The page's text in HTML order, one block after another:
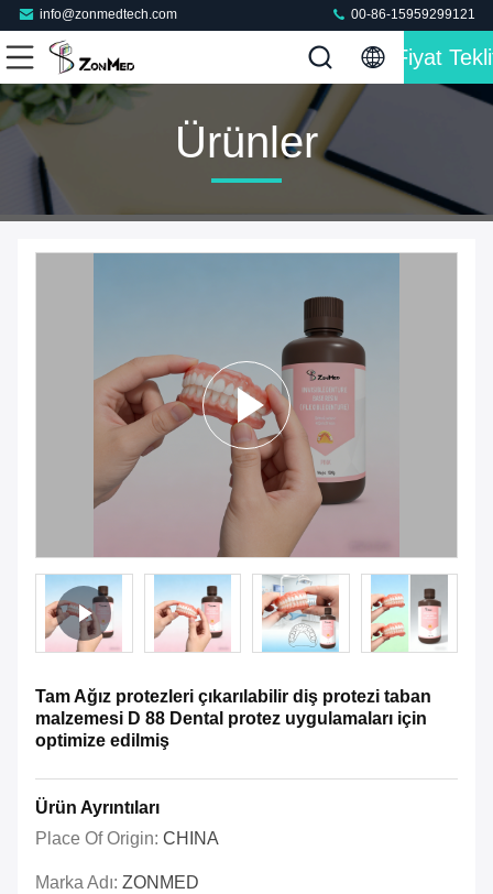
info@zonmedtech.com 00-86-15959299121
Fiyat
Ürünler
Tam Ağız protezleri çıkarılabilir diş protezi taban
malzemesi D 88 Dental protez uygulamaları için
optimize edilmiş
Ürün Ayrıntıları
Place Of Origin: CHINA
Marka Adı: ZONMED